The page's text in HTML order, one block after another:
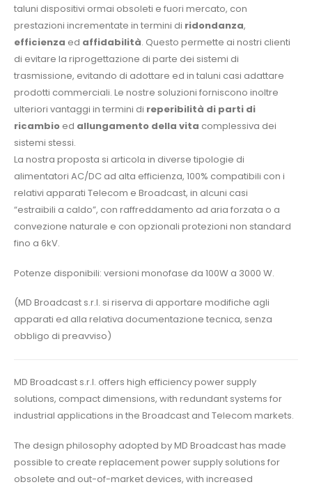
taluni dispositivi ormai obsoleti e fuori mercato, con
prestazioni incrementate in termini di ridondanza,
efficienza ed affidabilità. Questo permette ai nostri clienti
di evitare la riprogettazione di parte dei sistemi di
trasmissione, evitando di adottare ed in taluni casi adattare
prodotti commerciali. Le nostre soluzioni forniscono inoltre
ulteriori vantaggi in termini di reperibilità di parti di
ricambio ed allungamento della vita complessiva dei
sistemi stessi.
La nostra proposta si articola in diverse tipologie di
alimentatori AC/DC ad alta efficienza, 100% compatibili con i
relativi apparati Telecom e Broadcast, in alcuni casi
“estraibili a caldo”, con raffreddamento ad aria forzata o a
convezione naturale e con opzionali protezioni non standard
fino a 6kV.
Potenze disponibili: versioni monofase da 100W a 3000 W.
(MD Broadcast s.r.l. si riserva di apportare modifiche agli
apparati ed alla relativa documentazione tecnica, senza
obbligo di preavviso)
MD Broadcast s.r.l. offers high efficiency power supply
solutions, compact dimensions, with redundant systems for
industrial applications in the Broadcast and Telecom markets.
The design philosophy adopted by MD Broadcast has made
possible to create replacement power supply solutions for
obsolete and out-of-market devices, with increased